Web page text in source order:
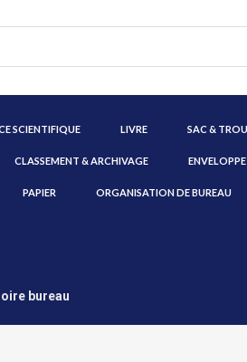
SCIENTIFIQUE LIVRE SAC &
CLASSEMENT & ARCHIVAGE
PAPIER ORGANISATION DE BUREAU
bureau